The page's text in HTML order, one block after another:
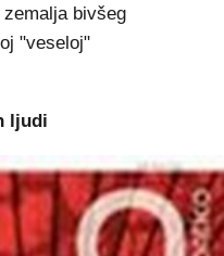
bivšeg
"veseloj"
ljudi